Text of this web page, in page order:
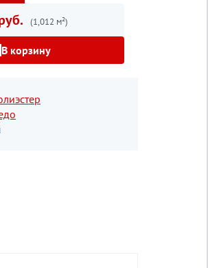
(1,012 м²)
В корзину